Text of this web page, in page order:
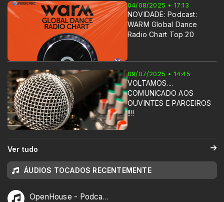
04/08/2025 • 17:13
NOVIDADE: Podcast:
WARM Global Dance
Radio Chart Top 20
09/07/2025 • 14:45
VOLTAMOS....
COMUNICADO AOS
OUVINTES E PARCEIROS
!!!!
Ver tudo
ÁUDIOS TOCADOS RECENTEMENTE
OpenHouse - Podcast EP-258 (06-08-2026 - SYNDICAST)